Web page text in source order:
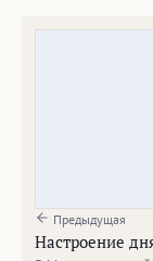
Предыдущая
Настроение